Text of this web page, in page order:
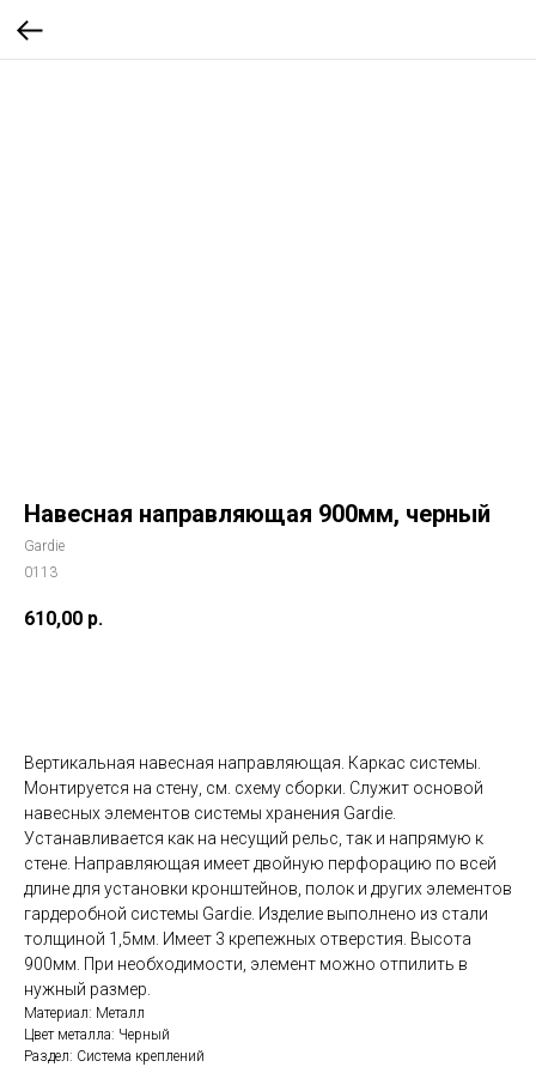
Навесная направляющая 900мм, черный
Gardie
0113
610,00 р.
Вертикальная навесная направляющая. Каркас системы.
Монтируется на стену, см. схему сборки. Служит основой
навесных элементов системы хранения Gardie.
Устанавливается как на несущий рельс, так и напрямую к
стене. Направляющая имеет двойную перфорацию по всей
длине для установки кронштейнов, полок и других элементов
гардеробной системы Gardie. Изделие выполнено из стали
толщиной 1,5мм. Имеет 3 крепежных отверстия. Высота
900мм. При необходимости, элемент можно отпилить в
нужный размер.
Материал: Металл
Цвет металла: Черный
Раздел: Система креплений